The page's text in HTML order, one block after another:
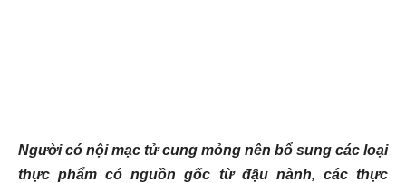
Người có nội mạc tử cung mỏng nên bổ sung các loại
thực phẩm có nguồn gốc từ đậu nành, các thực